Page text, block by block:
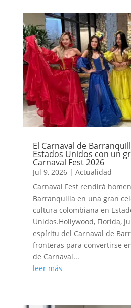
El Carnaval de
Estados Unidos con un
Carnaval Fest 2026
Jul 9, 2026| Actualidad
Carnaval Fest rendirá
Barranquilla en una gran
cultura colombiana en
Unidos.Hollywood, Florida,
espíritu del Carnaval de
fronteras para convertirse
de Carnaval...
leer más